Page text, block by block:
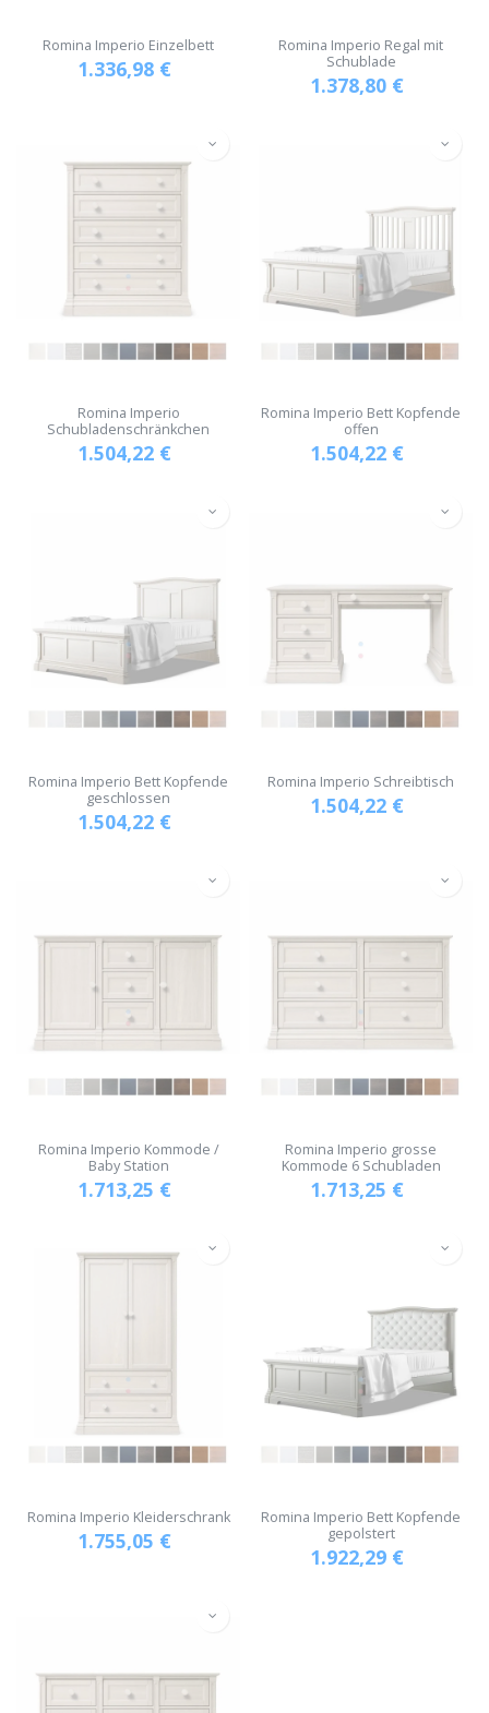
Romina Imperio Einzelbett
1.336,98€
Romina Imperio Regal mit
Schublade
1.378,80€
Romina Imperio
Schubladenschränkchen
1.504,22€
Romina Imperio Bett Kopfende
offen
1.504,22€
Romina Imperio Bett Kopfende
geschlossen
1.504,22€
Romina Imperio Schreibtisch
1.504,22€
Romina Imperio Kommode /
Baby Station
1.713,25 €
Romina Imperio grosse
Kommode 6 Schubladen
1.713,25 €
Romina Imperio Kleiderschrank
1.755,05 €
Romina Imperio Bett Kopfende
gepolstert
1.922,29€